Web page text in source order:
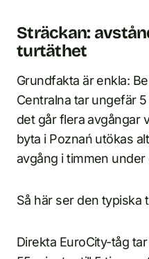
Sträckan:
turtäthet
Grundfakta är enkla:
Centralna tar ungefär
det går flera avgångar
byta i Poznań utökas
avgång i timmen under
Så här ser den typiska
Direkta EuroCity-tåg